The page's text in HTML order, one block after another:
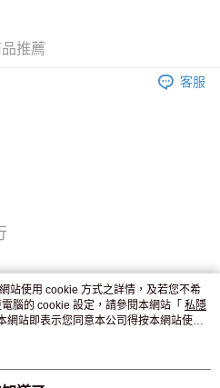
個工作天到店，7天內取。逾期後
推薦
客服
站使用 cookie 方式之詳情，及若您不希
腦的 cookie 設定，請參閱本網站「 私隱
網站即表示您同意本公司得按本網站使用